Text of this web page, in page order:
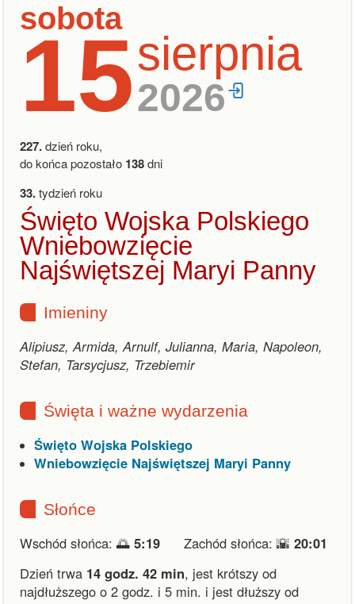
sobota
15sierpnia
2026
227.dzień roku,
do końca pozostało 138dni
33.tydzień roku
Święto Wojska Polskiego
Wniebowzięcie
Najświętszej Maryi Panny
Imieniny
Alipiusz, Armida, Arnulf, Julianna, Maria, Napoleon,
Stefan, Tarsycjusz, Trzebiemir
Święta i ważne wydarzenia
Święto Wojska Polskiego
Wniebowzięcie Najświętszej Maryi Panny
Słońce
Wschód słońca: 🌅 5:19 Zachód słońca: 🌇 20:01
Dzień trwa 14 godz. 42 min, jest krótszy od
najdłuższego o 2 godz. i 5 min. i jest dłuższy od